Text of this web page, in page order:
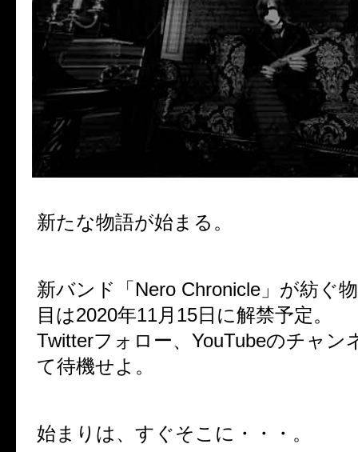
新たな物語が始まる。
新バンド「Nero Chronicle」が紡ぐ
目は2020年11月15日に解禁予定。
Twitterフォロー、YouTubeのチャン
て待機せよ。
始まりは、すぐそこに・・・。